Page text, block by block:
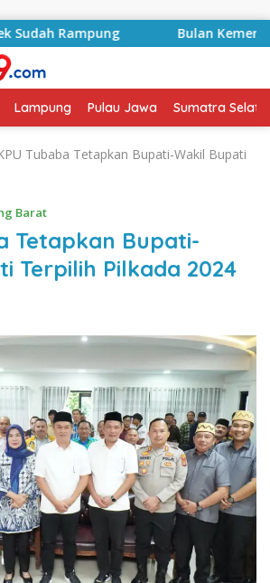
Rampung Bulan
Lampung Pulau Jawa Sumatra
Tubaba Tetapkan Bupati-Wakil Bupati
Barat
Tetapkan Bupati-
Terpilih Pilkada 2024